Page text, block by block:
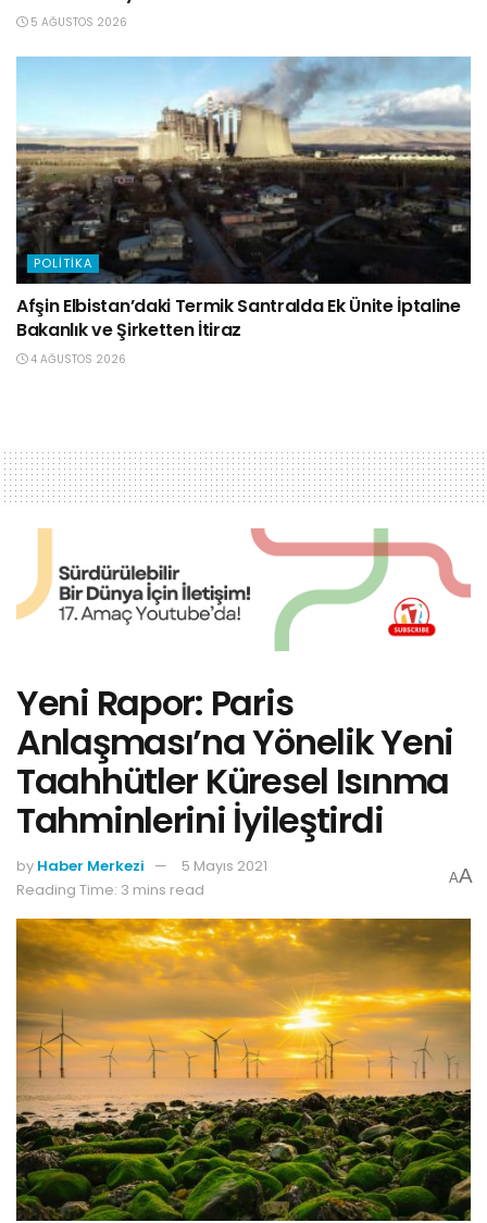
5 AĞUSTOS 2026
POLITIKA
Afşin Elbistan’daki Termik Santralda Ek Ünite İptaline
Bakanlık ve Şirketten İtiraz
4 AĞUSTOS 2026
Yeni Rapor: Paris
Anlaşması’na Yönelik Yeni
Taahhütler Küresel Isınma
Tahminlerini İyileştirdi
by Haber Merkezi
5 Mayıs 2021
Reading Time: 3 mins read
AA